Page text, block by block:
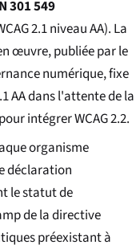
301 549
2.1 niveau AA). La
œuvre, publiée par le
numérique, fixe
AA dans l'attente de la
intégrer WCAG 2.2.
organisme
déclaration
le statut de
de la directive
préexistant à